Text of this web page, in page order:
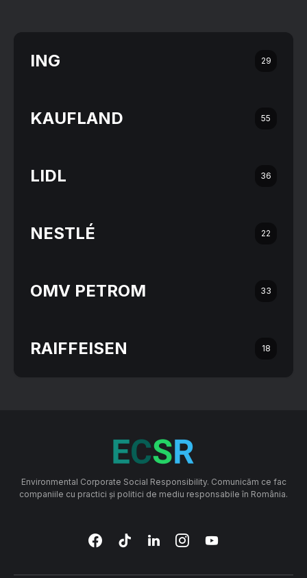
ING 29
KAUFLAND 55
LIDL 36
NESTLÉ 22
OMV PETROM 33
RAIFFEISEN 18
Environmental Corporate Social Responsibility. Comunicăm ce fac
companiile cu practici și politici de mediu responsabile în România.